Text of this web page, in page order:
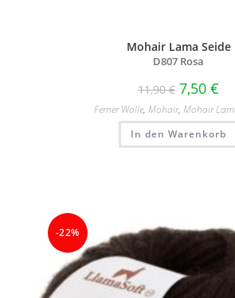
Mohair Lama Seide
D807 Rosa
11,90€ 7,50 €
Ferner Wolle, Mohair, Mohair
In den Warenkorb
-22%